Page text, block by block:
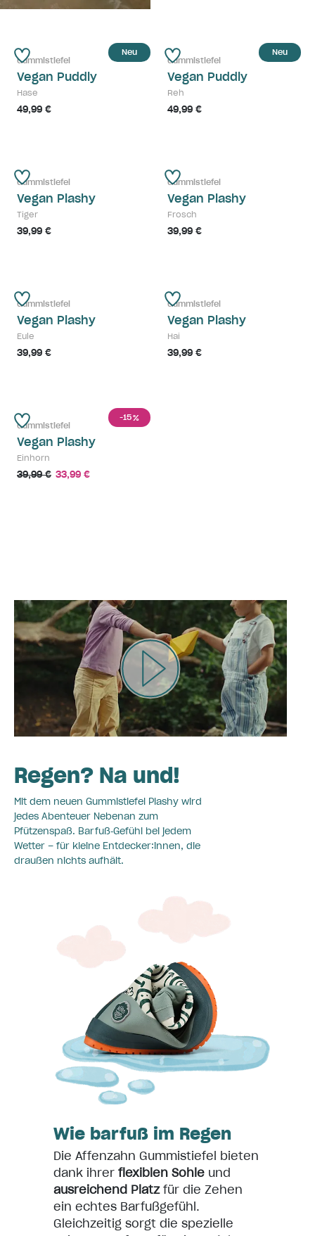
Neu
Gummistiefel
Vegan Puddly
Hase
49,99 €
Neu
Gummistiefel
Vegan Puddly
Reh
49,99 €
Gummistiefel
Vegan Plashy
Tiger
39,99 €
Gummistiefel
Vegan Plashy
Frosch
39,99 €
Gummistiefel
Vegan Plashy
Eule
39,99 €
Gummistiefel
Vegan Plashy
Hai
39,99 €
-15%
Gummistiefel
Vegan Plashy
Einhorn
39,99 € 33,99 €
Regen? Na und!
Mit dem neuen Gummistiefel Plashy wird
jedes Abenteuer Nebenan zum
Pfützenspaß. Barfuß‑Gefühl bei jedem
Wetter – für kleine Entdecker:innen, die
draußen nichts aufhält.
Wie barfuß im Regen
Die Affenzahn Gummistiefel bieten
dank ihrer flexiblen Sohleund
ausreichend Platzfür die Zehen
ein echtes Barfußgefühl.
Gleichzeitig sorgt die spezielle